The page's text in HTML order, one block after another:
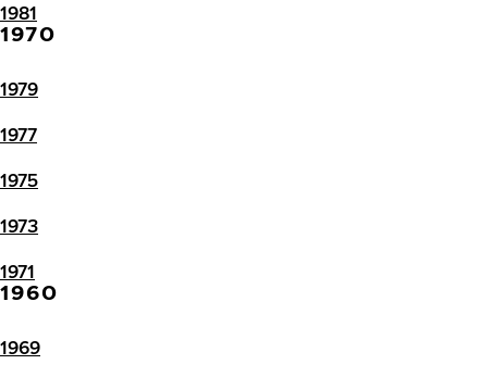
1981
1970
1979
1977
1975
1973
1971
1960
1969